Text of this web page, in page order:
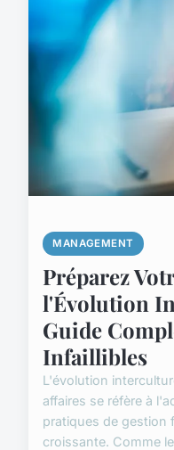
MANAGEMENT
Préparez
l'Évolution
Guide
Infaillibles
L'évolution
affaires se réfère à
pratiques de gestion
croissante. Comme